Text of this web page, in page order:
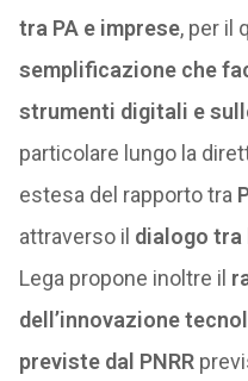
tra PA e imprese, per il
semplificazione che
strumenti digitali e
particolare lungo la
estesa del rapporto tra
attraverso il dialogo tra
Lega propone inoltre il
dell’innovazione
previste dal PNRR